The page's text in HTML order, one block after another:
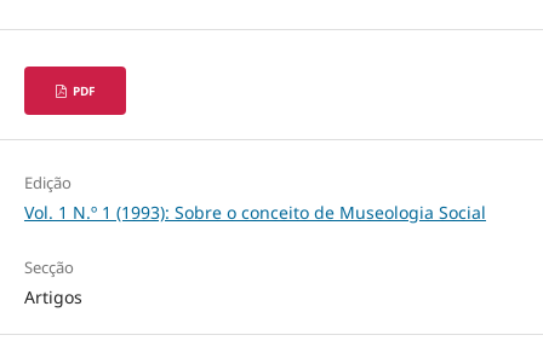
PDF
Edição
Vol. 1 N.º 1 (1993): Sobre o conceito de Museologia Social
Secção
Artigos